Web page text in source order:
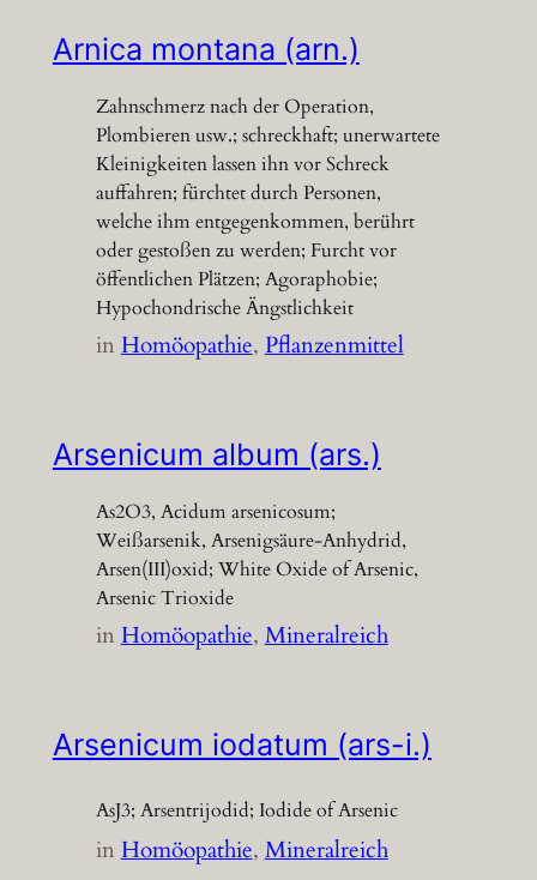
Arnica montana (arn.)
Zahnschmerz nach der Operation,
Plombieren usw.; schreckhaft; unerwartete
Kleinigkeiten lassen ihn vor Schreck
auffahren; fürchtet durch Personen,
welche ihm entgegenkommen, berührt
oder gestoßen zu werden; Furcht vor
öffentlichen Plätzen; Agoraphobie;
Hypochondrische Ängstlichkeit
inHomöopathie, Pflanzenmittel
Arsenicum album (ars.)
As2O3, Acidum arsenicosum;
Weißarsenik, Arsenigsäure-Anhydrid,
Arsen(III)oxid; White Oxide of Arsenic,
Arsenic Trioxide
inHomöopathie, Mineralreich
Arsenicum iodatum (ars-i.)
AsJ3; Arsentrijodid; Iodide of Arsenic
inHomöopathie, Mineralreich